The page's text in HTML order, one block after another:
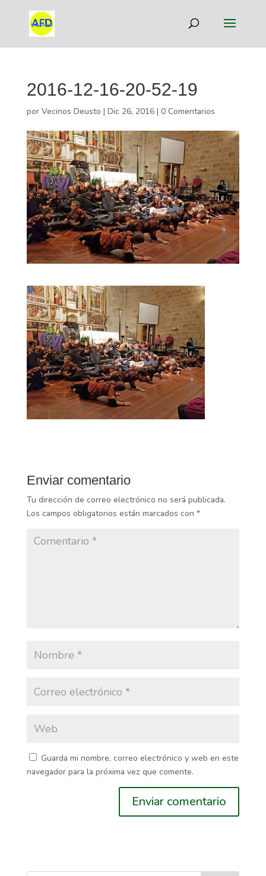
2016-12-16-20-52-19
por Vecinos Deusto | Dic 26, 2016| 0 Comentarios
Enviar comentario
Tu dirección de correo electrónico no será publicada.
Los campos obligatorios están marcados con *
Guarda mi nombre, correo electrónico y web en este
navegador para la próxima vez que comente.